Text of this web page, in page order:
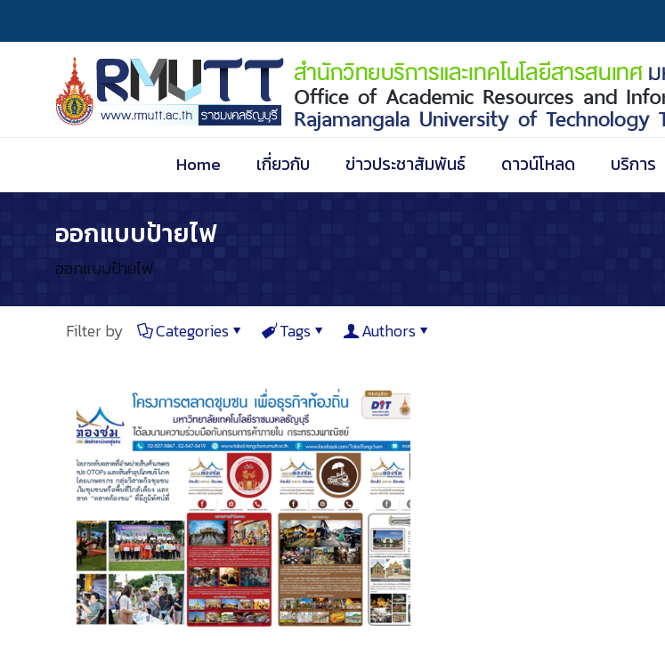
Home เกี่ยวกับ ข่าวประชาสัมพันธ์ ดาวน์โหลด บริการ
ออกแบบป้ายไฟ
ออกแบบป้ายไฟ
Filter by Categories Tags Authors